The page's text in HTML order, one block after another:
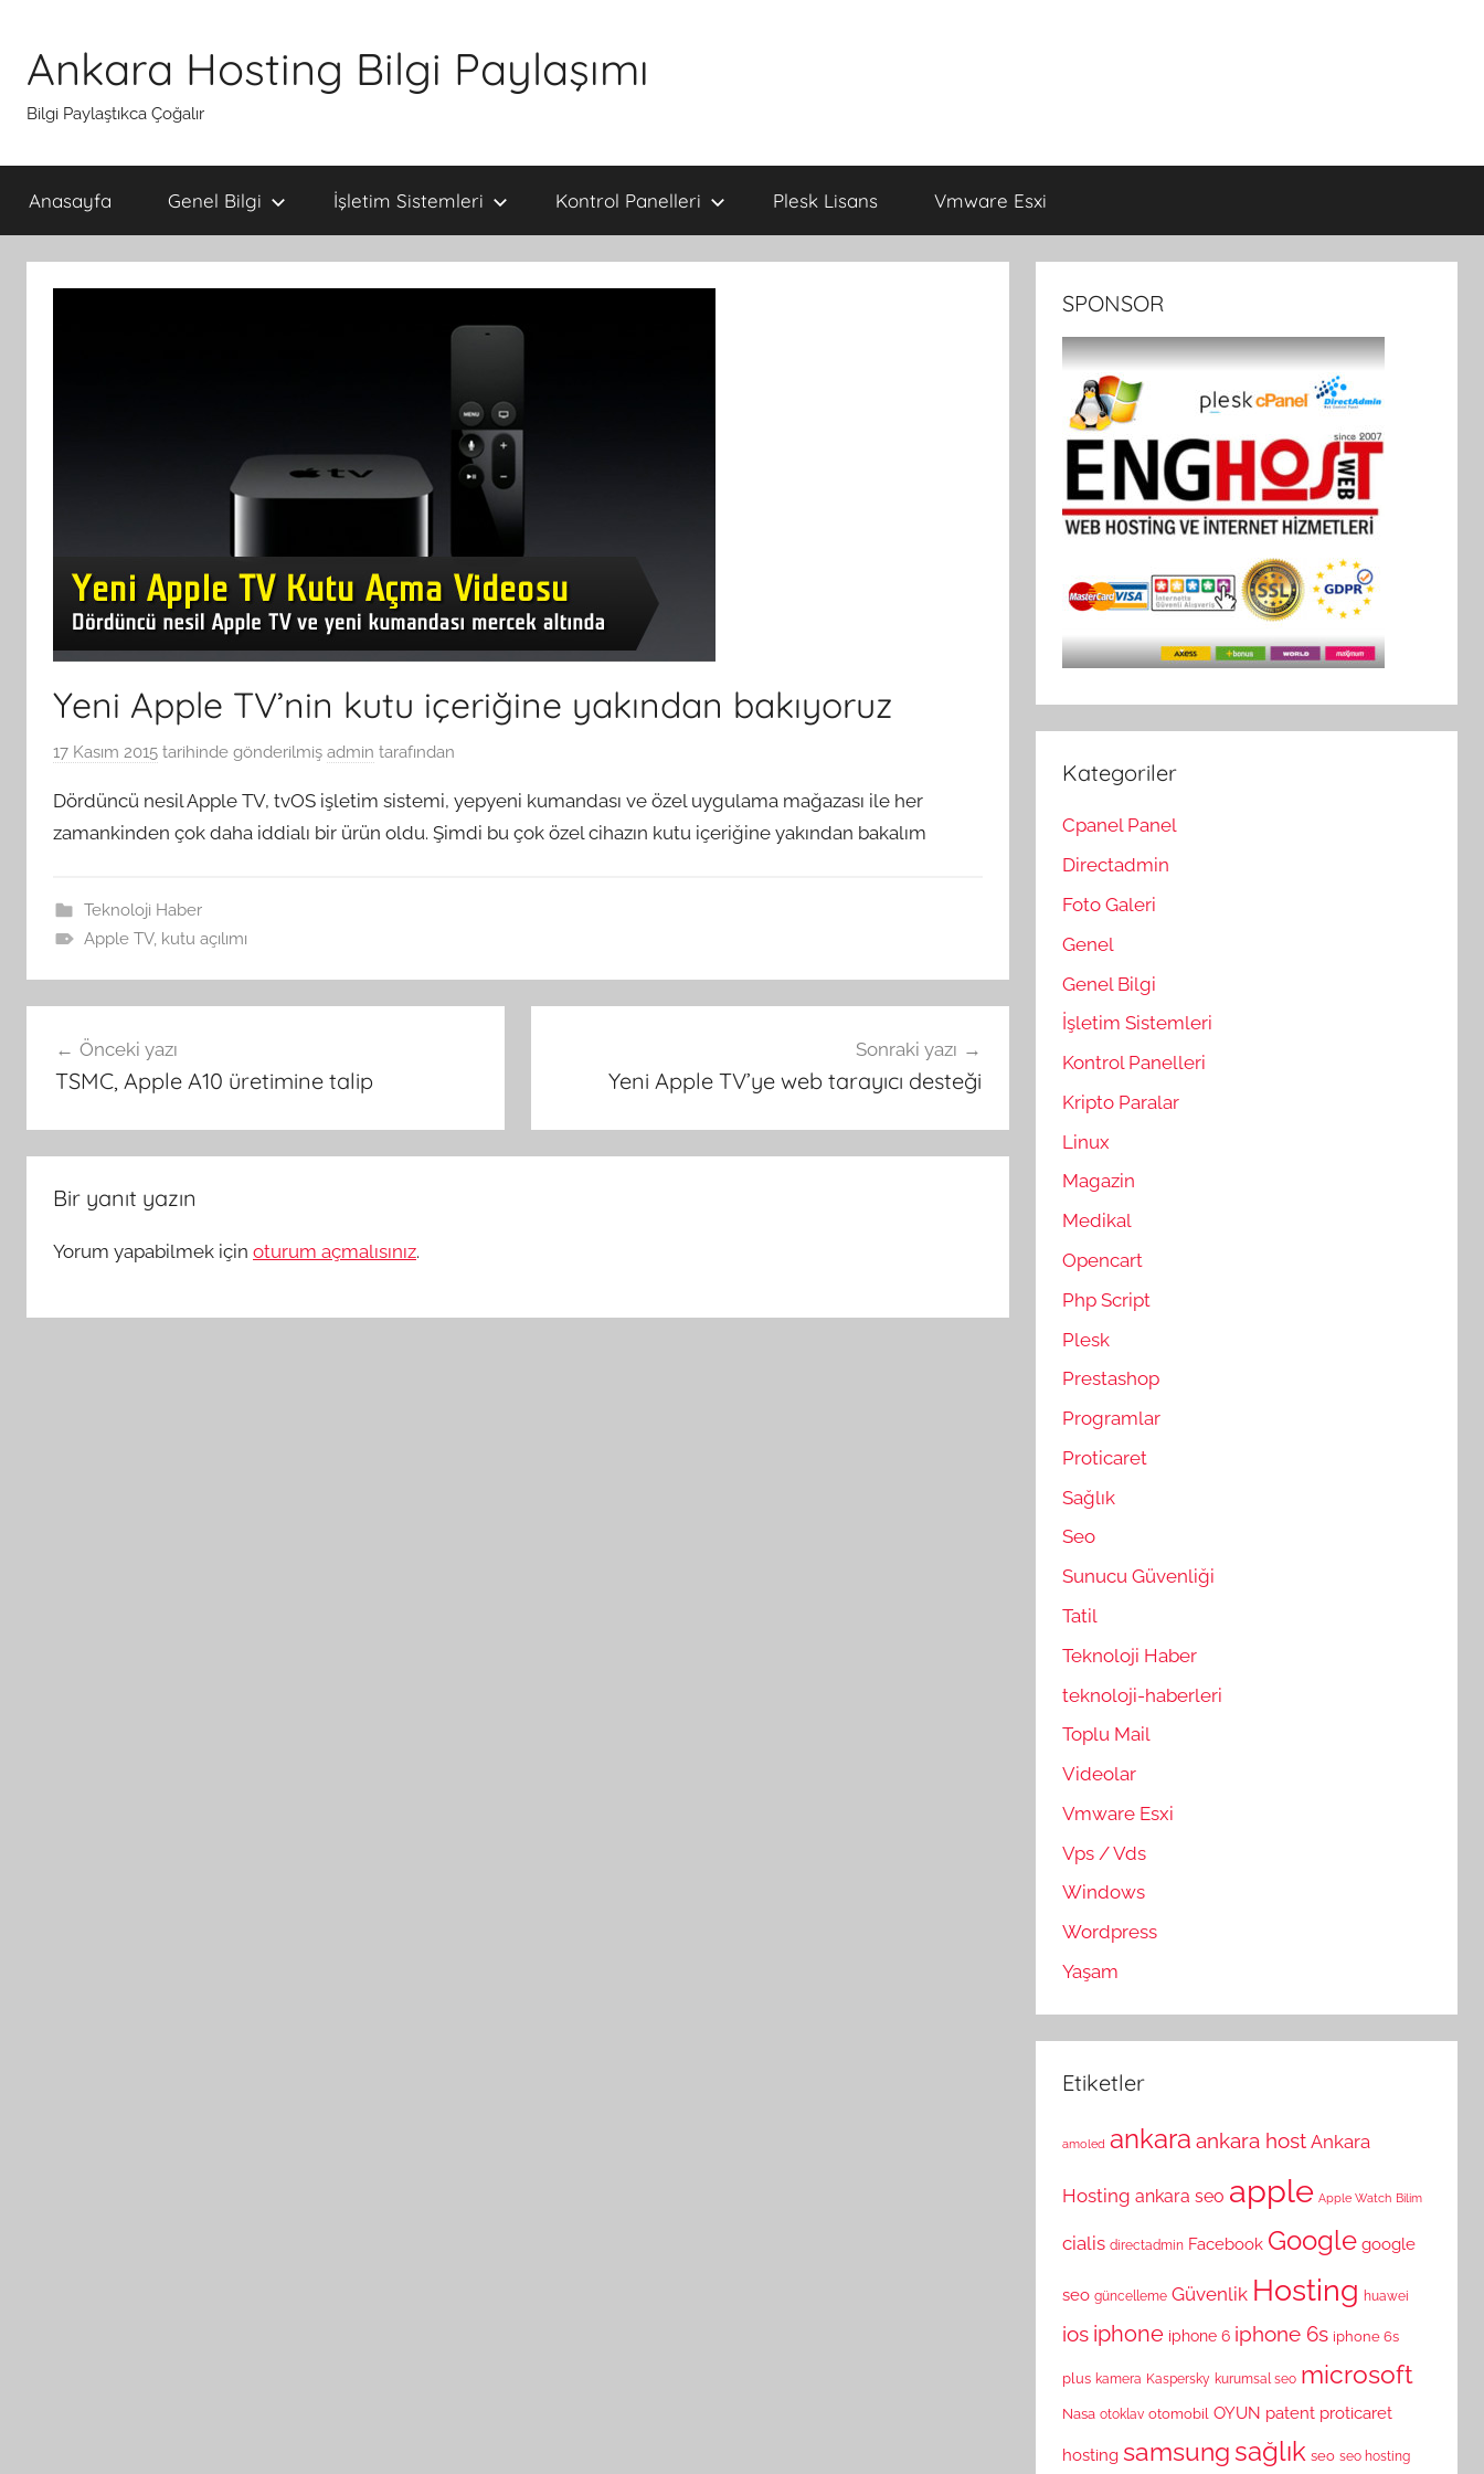
Ankara Hosting Bilgi Paylaşımı
Bilgi Paylaştıkca Çoğalır
Anasayfa Genel Bilgi İşletim Sistemleri Kontrol Panelleri Plesk Lisans Vmware Esxi
Yeni Apple TV’nin kutu içeriğine yakından bakıyoruz
17 Kasım 2015 tarihinde gönderilmiş admin tarafından
Dördüncü nesil Apple TV, tvOS işletim sistemi, yepyeni kumandası ve özel uygulama mağazası ile her
zamankinden çok daha iddialı bir ürün oldu. Şimdi bu çok özel cihazın kutu içeriğine yakından bakalım
Teknoloji Haber
Apple TV, kutu açılımı
gezinmesi
Önceki yazı
TSMC, Apple A10 üretimine talip
Sonraki yazı
Yeni Apple TV’ye web tarayıcı desteği
Bir yanıt yazın
Yorum yapabilmek için oturum açmalısınız.
SPONSOR
Kategoriler
Cpanel Panel
Directadmin
Foto Galeri
Genel
Genel Bilgi
İşletim Sistemleri
Kontrol Panelleri
Kripto Paralar
Linux
Magazin
Medikal
Opencart
Php Script
Plesk
Prestashop
Programlar
Proticaret
Sağlık
Seo
Sunucu Güvenliği
Tatil
Teknoloji Haber
teknoloji-haberleri
Toplu Mail
Videolar
Vmware Esxi
Vps / Vds
Windows
Wordpress
Yaşam
Etiketler
amoled ankara ankara host Ankara
Hosting ankara seo apple Apple Watch Bilim
cialis directadmin Facebook Google google
seo güncelleme Güvenlik Hosting huawei
ios iphone iphone 6 iphone 6s iphone 6s
plus kamera Kaspersky kurumsal seo microsoft
Nasa otoklav otomobil OYUN patent proticaret
hosting samsung sağlık seo seo hosting